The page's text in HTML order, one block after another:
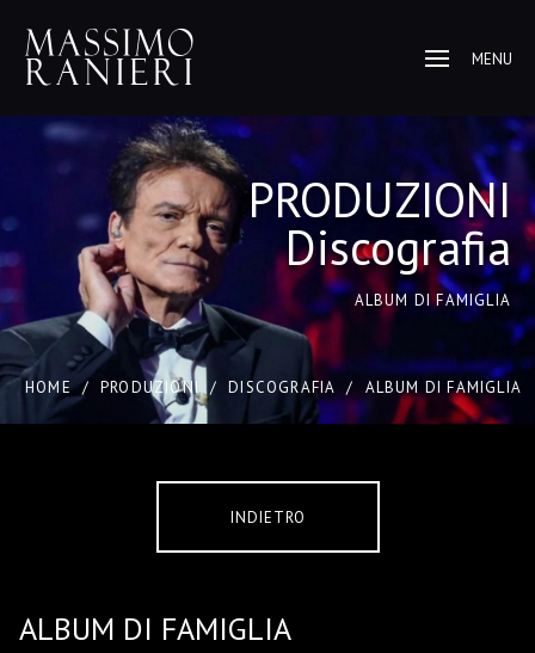
MENU
PRODUZIONI
Discografia
ALBUM DI FAMIGLIA
HOME / PRODUZIONI / DISCOGRAFIA / ALBUM DI FAMIGLIA
INDIETRO
ALBUM DI FAMIGLIA